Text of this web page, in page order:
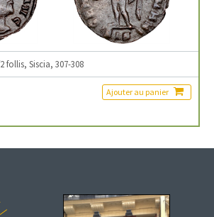
follis, Siscia, 307-308
Ajouter au panier